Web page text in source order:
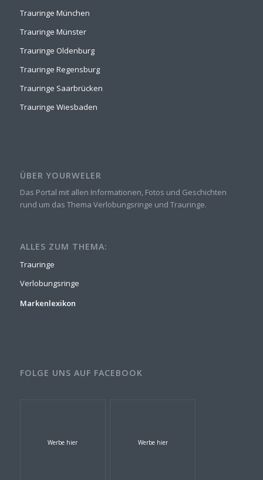
Trauringe München
Trauringe Münster
Trauringe Oldenburg
Trauringe Regensburg
Trauringe Saarbrücken
Trauringe Wiesbaden
ÜBER YOURWELER
Das Portal mit allen Informationen, Fotos und Geschichten
rund um das Thema Verlobungsringe und Trauringe.
ALLES ZUM THEMA:
Trauringe
Verlobungsringe
Markenlexikon
FOLGE UNS AUF FACEBOOK
Werbe hier Werbe hier